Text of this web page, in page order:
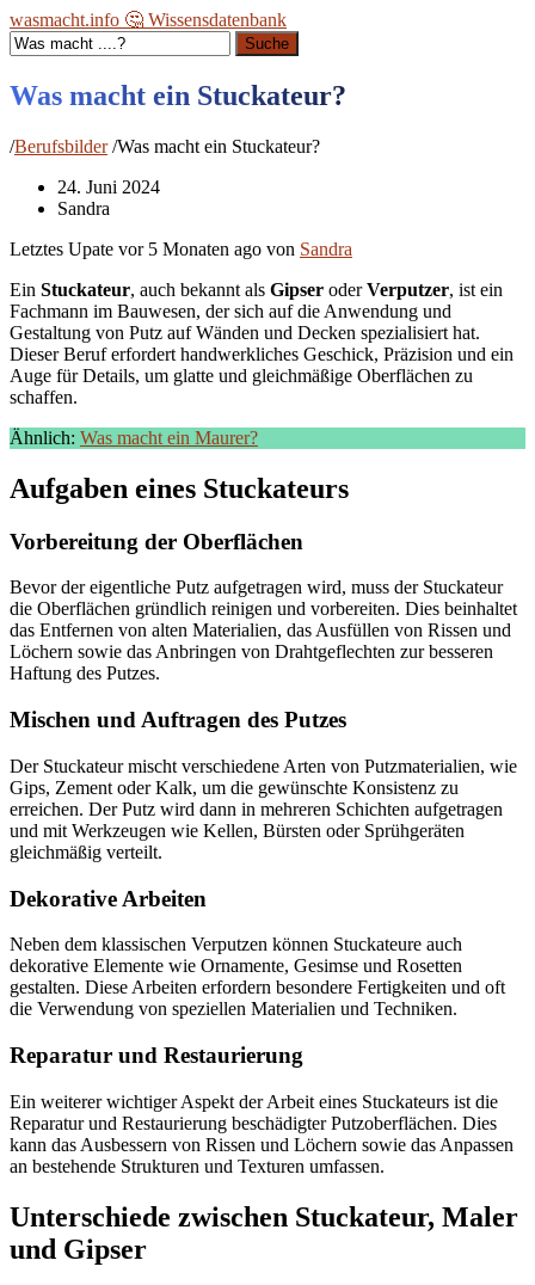
wasmacht.info 🤔 Wissensdatenbank
Suche
Was macht ein Stuckateur?
/Berufsbilder /Was macht ein Stuckateur?
24. Juni 2024
Sandra
Letztes Upate vor 5 Monaten ago von Sandra
Ein Stuckateur, auch bekannt als Gipser oderVerputzer, ist ein
Fachmann im Bauwesen, der sich auf die Anwendung und
Gestaltung von Putz auf Wänden und Decken spezialisiert hat.
Dieser Beruf erfordert handwerkliches Geschick, Präzision und ein
Auge für Details, um glatte und gleichmäßige Oberflächen zu
schaffen.
Ähnlich: Was macht ein Maurer?
Aufgaben eines Stuckateurs
Vorbereitung der Oberflächen
Bevor der eigentliche Putz aufgetragen wird, muss der Stuckateur
die Oberflächen gründlich reinigen und vorbereiten. Dies beinhaltet
das Entfernen von alten Materialien, das Ausfüllen von Rissen und
Löchern sowie das Anbringen von Drahtgeflechten zur besseren
Haftung des Putzes​.
Mischen und Auftragen des Putzes
Der Stuckateur mischt verschiedene Arten von Putzmaterialien, wie
Gips, Zement oder Kalk, um die gewünschte Konsistenz zu
erreichen. Der Putz wird dann in mehreren Schichten aufgetragen
und mit Werkzeugen wie Kellen, Bürsten oder Sprühgeräten
gleichmäßig verteilt​​.
Dekorative Arbeiten
Neben dem klassischen Verputzen können Stuckateure auch
dekorative Elemente wie Ornamente, Gesimse und Rosetten
gestalten. Diese Arbeiten erfordern besondere Fertigkeiten und oft
die Verwendung von speziellen Materialien und Techniken​​.
Reparatur und Restaurierung
Ein weiterer wichtiger Aspekt der Arbeit eines Stuckateurs ist die
Reparatur und Restaurierung beschädigter Putzoberflächen. Dies
kann das Ausbessern von Rissen und Löchern sowie das Anpassen
an bestehende Strukturen und Texturen umfassen​​.
Unterschiede zwischen Stuckateur, Maler
und Gipser